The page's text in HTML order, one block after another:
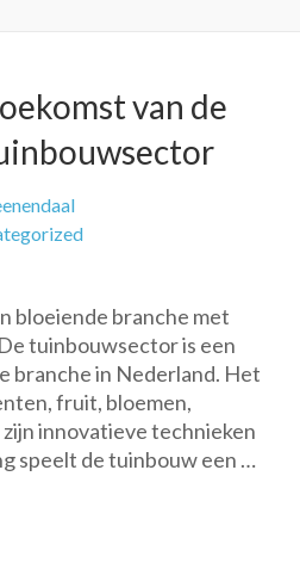
van de
bloeiende branche met
tuinbouwsector is een
branche in Nederland. Het
fruit, bloemen,
innovatieve technieken
speelt de tuinbouw een …